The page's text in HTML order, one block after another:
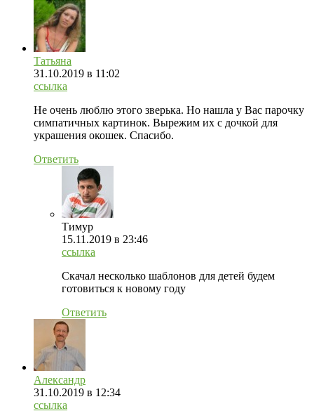
Татьяна
31.10.2019 в 11:02
ссылка
Не очень люблю этого зверька. Но нашла у Вас парочку
симпатичных картинок. Вырежим их с дочкой для
украшения окошек. Спасибо.
Ответить
Tимур
15.11.2019 в 23:46
ссылка
Скачал несколько шаблонов для детей будем
готовиться к новому году
Ответить
Александр
31.10.2019 в 12:34
ссылка